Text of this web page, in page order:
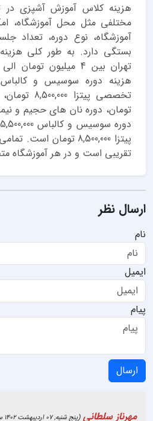
هزینه کلاس آموزش آشپزی در
مختلفی مثل محل آموزشگاه،
آموزشگاه، نوع دوره، تعداد
بستگی دارد. به طور کلی
پیتزا 8,500,000 تومان
تقریبی است و در هر آموزشگاه
ارسال نظر
نام
ایمیل
پیام
ارسال
مهرناز سلطانی (پنج شنبه, 07 اردیبهشت 1402 ساعت 17:42:20)